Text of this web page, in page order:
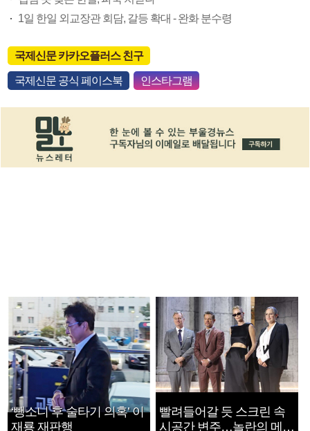
1일 한일 외교장관 회담, 갈등 확대 - 완화 분수령
국제신문 카카오플러스 친구
국제신문 공식 페이스북 인스타그램
‘뺑소니 후 술타기 의혹’ 이
재룡 재판행
빨려들어갈 듯 스크린 속
시공간 변주…놀란의 메시